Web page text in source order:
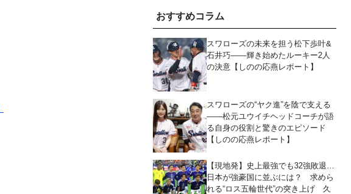
おすすめコラム
スワローズの未来を担う松下歩叶&
石井巧――輝き始めたルーキー2人
の決意【しのの応燕レポート】
スワローズの“ヤク進”を陰で支える
――松元ユウイチヘッドコーチが語
る自身の役割と驚きのエピソード
【しのの応燕レポート】
【現地発】史上最強でも32強敗退…
日本が強豪国に並ぶには？ 求めら
れる“ロス五輪世代”の突き上げ 久